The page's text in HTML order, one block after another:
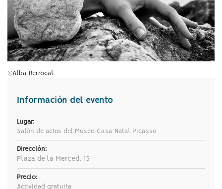
©Alba Berrocal
Información del evento
Lugar:
Salón de actos del Museo Casa Natal Picasso
Dirección:
Plaza de la Merced, 15
Precio:
Actividad gratuita